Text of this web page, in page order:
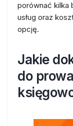
porównać kilka
usług oraz
opcję.
Jakie
do